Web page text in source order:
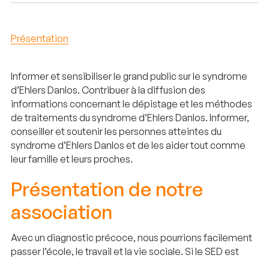
Présentation
Informer et sensibiliser le grand public sur le syndrome
d’Ehlers Danlos. Contribuer à la diffusion des
informations concernant le dépistage et les méthodes
de traitements du syndrome d’Ehlers Danlos. Informer,
conseiller et soutenir les personnes atteintes du
syndrome d’Ehlers Danlos et de les aider tout comme
leur famille et leurs proches.
Présentation de notre
association
Avec un diagnostic précoce, nous pourrions facilement
passer l’école, le travail et la vie sociale. Si le SED est